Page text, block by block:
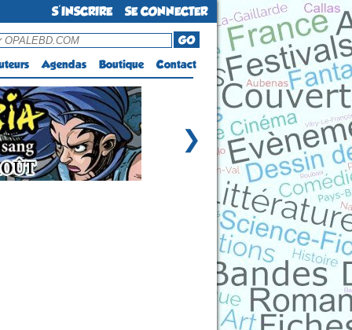
S'INSCRIRE
SE CONNECTER
GO
Agendas Boutique Contact
❯